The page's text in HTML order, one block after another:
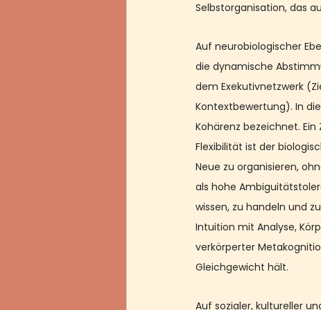
Selbstorganisation, das
Auf neurobiologischer
die dynamische
dem Exekutivnetzwerk
Kontextbewertung). In
Kohärenz bezeichnet.
Flexibilität ist der
Neue zu organisieren,
als hohe
wissen, zu handeln und
Intuition mit Analyse,
verkörperter
Gleichgewicht hält.
Auf sozialer, kultureller